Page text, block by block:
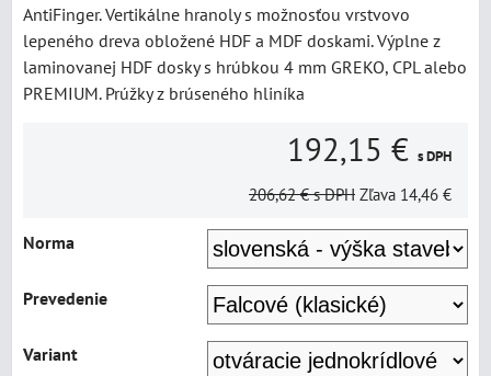
AntiFinger. Vertikálne hranoly s možnosťou vrstvovo
lepeného dreva obložené HDF a MDF doskami. Výplne z
laminovanej HDF dosky s hrúbkou 4 mm GREKO, CPL alebo
PREMIUM. Prúžky z brúseného hliníka
192,15 € s DPH
206,62 € s DPH Zľava 14,46 €
Norma
Prevedenie
Variant